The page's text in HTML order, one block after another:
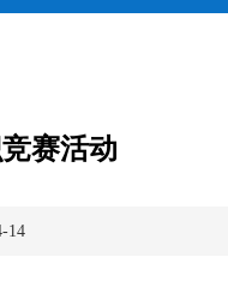
赛活动
14